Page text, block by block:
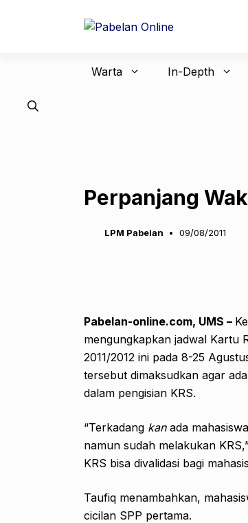
Warta In-Depth
Perpanjang
LPM Pabelan 09/08/2011
Pabelan-online.com, UMS –
mengungkapkan jadwal Kartu
2011/2012 ini pada 8-25
tersebut dimaksudkan agar
dalam pengisian KRS.
“Terkadang kan ada
namun sudah melakukan
KRS bisa divalidasi bagi
Taufiq menambahkan,
cicilan SPP pertama.